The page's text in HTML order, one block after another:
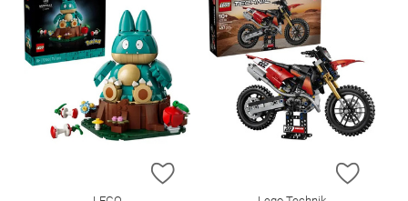
ZUR WUNSCHLISTE HINZUFÜGEN
ZUR